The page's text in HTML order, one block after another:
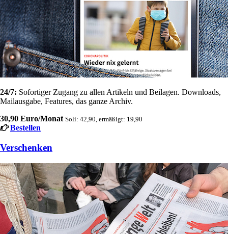
24/7: Sofortiger Zugang zu allen Artikeln und Beilagen. Downloads,
Mailausgabe, Features, das ganze Archiv.
30,90 Euro/Monat Soli: 42,90, ermäßigt: 19,90
Bestellen
Verschenken